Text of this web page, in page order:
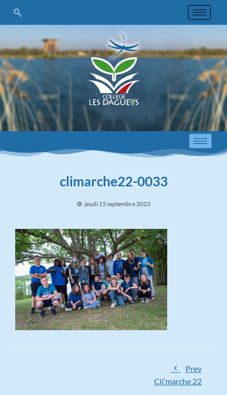
climarche22-0033
jeudi 15 septembre 2022
Prev
Cli’marche 22